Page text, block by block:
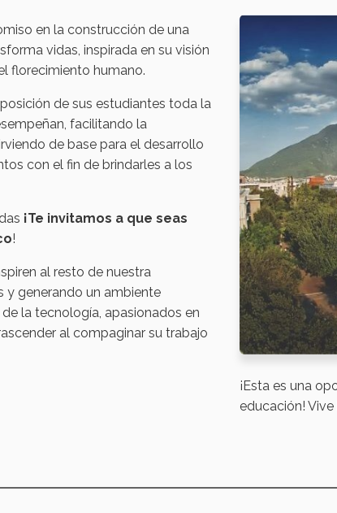
en la construcción de una
vidas, inspirada en su visión
florecimiento humano.
de sus estudiantes toda la
facilitando la
de base para el desarrollo
con el fin de brindarles a los
¡Te invitamos a que seas
!
al resto de nuestra
y generando un ambiente
la tecnología, apasionados en
al compaginar su trabajo
¡Esta es una
educación! Vive